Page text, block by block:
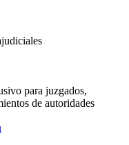
para juzgados,
de autoridades